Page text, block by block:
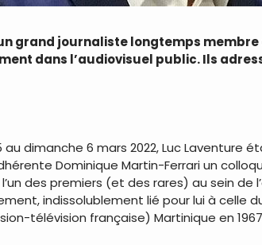
grand journaliste longtemps
dans l’audiovisuel public. Ils
dimanche 6 mars 2022, Luc Laventure
Dominique Martin-Ferrari un
des premiers (et des rares) au sein
indissolublement lié pour lui à
télévision française) Martinique en